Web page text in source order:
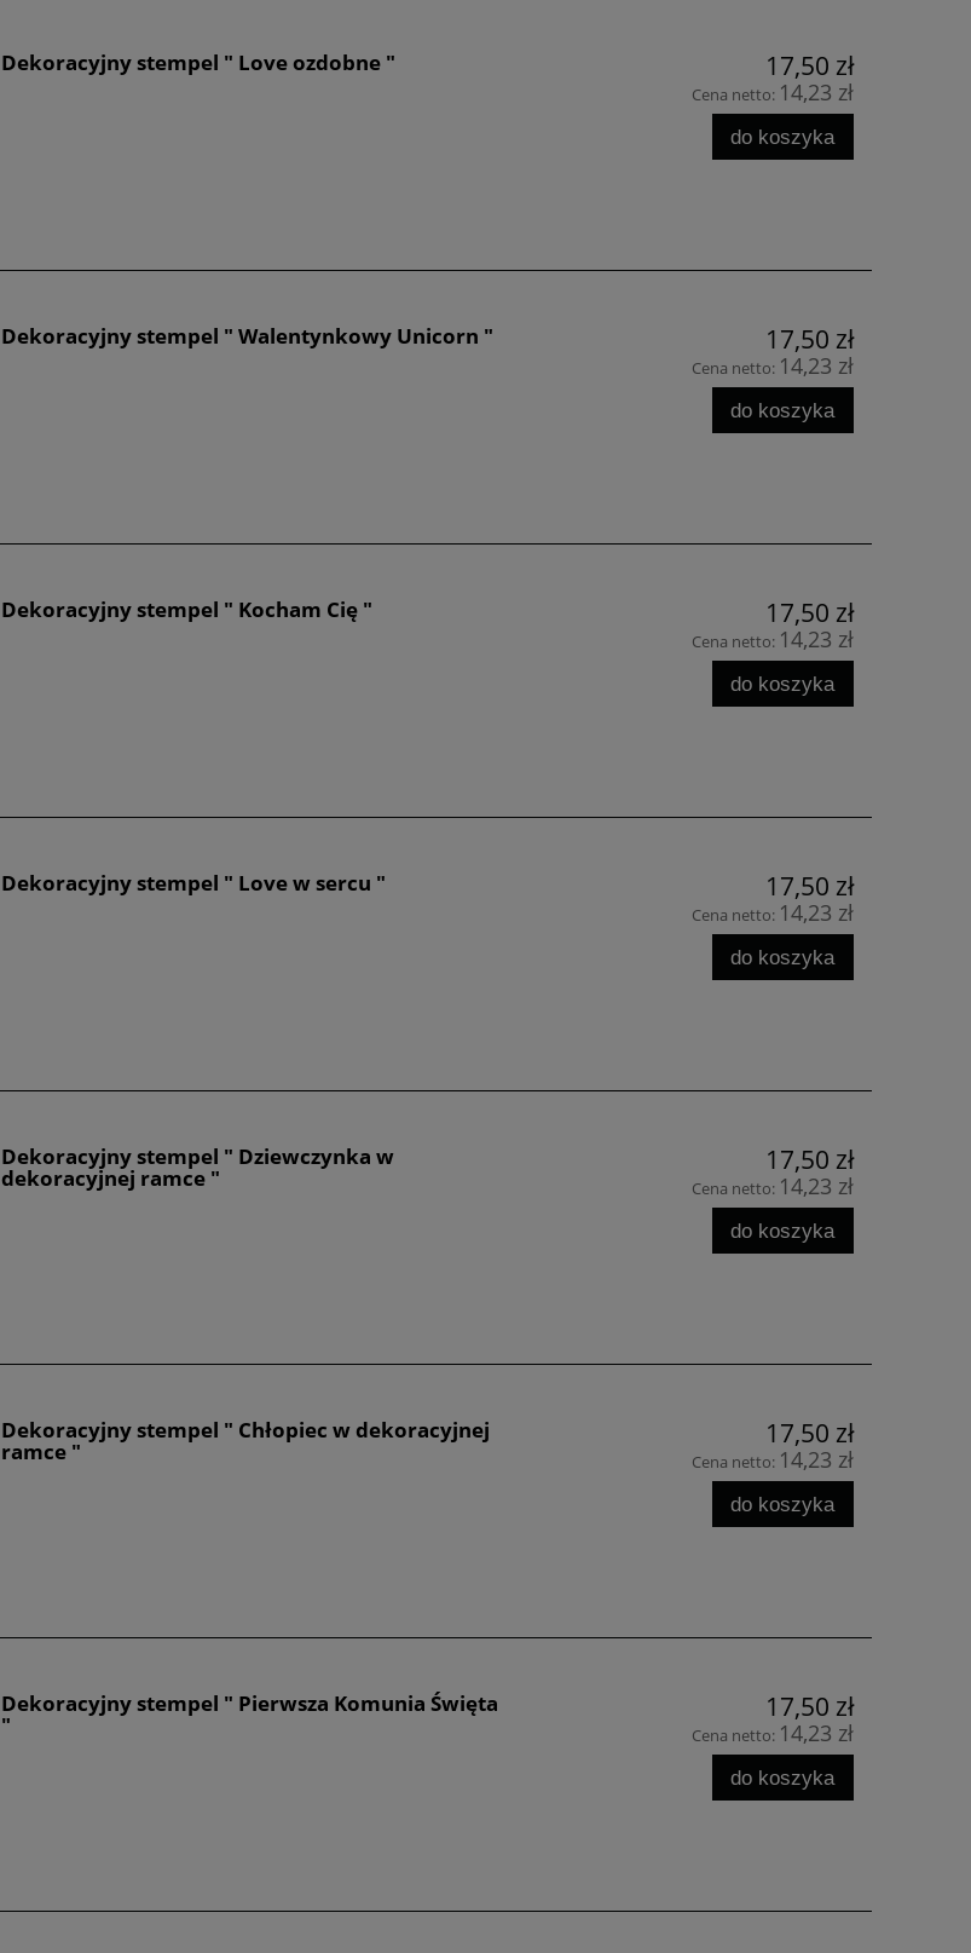
Dekoracyjny stempel " Love ozdobne " 17,50 zł
Cena netto: 14,23 zł
do koszyka
Dekoracyjny stempel " Walentynkowy Unicorn " 17,50 zł
Cena netto: 14,23 zł
do koszyka
Dekoracyjny stempel " Kocham Cię " 17,50 zł
Cena netto: 14,23 zł
do koszyka
Dekoracyjny stempel " Love w sercu " 17,50 zł
Cena netto: 14,23 zł
do koszyka
Dekoracyjny stempel " Dziewczynka w
dekoracyjnej ramce "
17,50 zł
Cena netto: 14,23 zł
do koszyka
Dekoracyjny stempel " Chłopiec w dekoracyjnej
ramce "
17,50 zł
Cena netto: 14,23 zł
do koszyka
Dekoracyjny stempel " Pierwsza Komunia Święta
"
17,50 zł
Cena netto: 14,23 zł
do koszyka